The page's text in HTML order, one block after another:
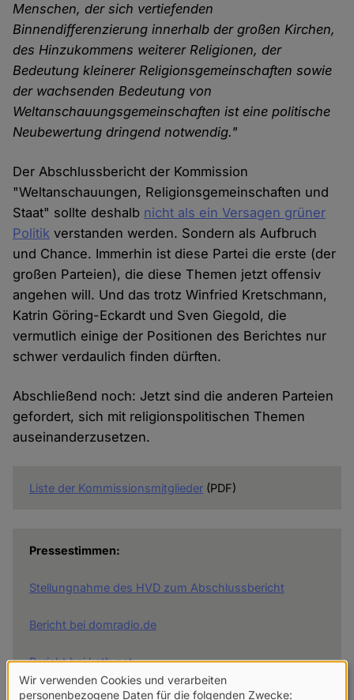
Menschen, der sich vertiefenden
Binnendifferenzierung innerhalb der großen Kirchen,
des Hinzukommens weiterer Religionen, der
Bedeutung kleinerer Religionsgemeinschaften sowie
der wachsenden Bedeutung von
Weltanschauungsgemeinschaften ist eine politische
Neubewertung dringend notwendig."
Der Abschlussbericht der Kommission
"Weltanschauungen, Religionsgemeinschaften und
Staat" sollte deshalb nicht als ein Versagen grüner
Politik verstanden werden. Sondern als Aufbruch
und Chance. Immerhin ist diese Partei die erste (der
großen Parteien), die diese Themen jetzt offensiv
angehen will. Und das trotz Winfried Kretschmann,
Katrin Göring-Eckardt und Sven Giegold, die
vermutlich einige der Positionen des Berichtes nur
schwer verdaulich finden dürften.
Abschließend noch: Jetzt sind die anderen Parteien
gefordert, sich mit religionspolitischen Themen
auseinanderzusetzen.
Liste der Kommissionsmitglieder(PDF)
Pressestimmen:
Stellungnahme des HVD zum Abschlussbericht
Bericht bei domradio.de
Bericht bei kath.net
Verwendung
Wir verwenden Cookies und verarbeiten
personenbezogene Daten für die folgenden Zwecke: